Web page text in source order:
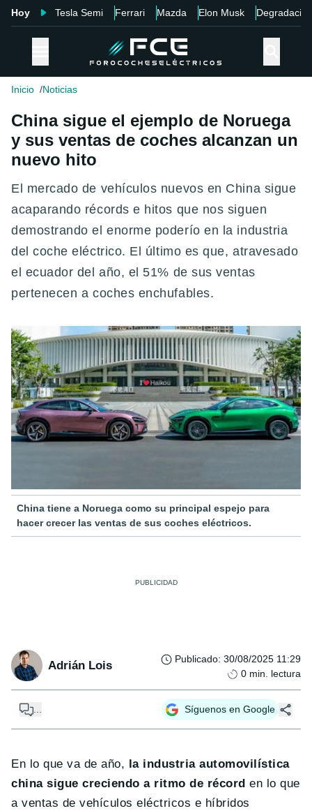
Hoy Tesla Semi Ferrari Mazda Elon Musk Degradación
Inicio Noticias
China sigue el ejemplo de Noruega
y sus ventas de coches alcanzan un
nuevo hito
El mercado de vehículos nuevos en China sigue
acaparando récords e hitos que nos siguen
demostrando el enorme poderío en la industria
del coche eléctrico. El último es que, atravesado
el ecuador del año, el 51% de sus ventas
pertenecen a coches enchufables.
China tiene a Noruega como su principal espejo para
hacer crecer las ventas de sus coches eléctricos.
Adrián Lois Publicado: 30/08/2025 11:29
0 min. lectura
... Síguenos en Google
En lo que va de año,
la industria automovilística
china sigue creciendo a ritmo de récord en lo que
a ventas de vehículos eléctricos e híbridos